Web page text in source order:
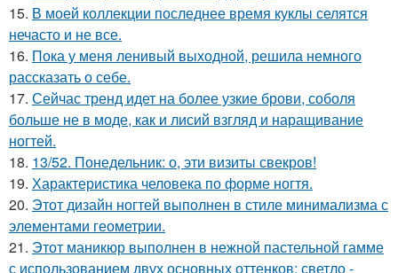
15. В моей коллекции последнее время куклы селятся
нечасто и не все.
16. Пока у меня ленивый выходной, решила немного
рассказать о себе.
17. Сейчас тренд идет на более узкие брови, соболя
больше не в моде, как и лисий взгляд и наращивание
ногтей.
18. 13/52. Понедельник: о, эти визиты свекров!
19. Характеристика человека по форме ногтя.
20. Этот дизайн ногтей выполнен в стиле минимализма с
элементами геометрии.
21. Этот маникюр выполнен в нежной пастельной гамме
с использованием двух основных оттенков: светло -